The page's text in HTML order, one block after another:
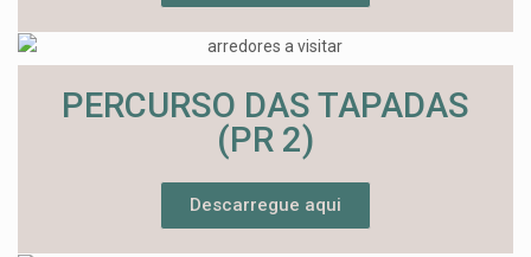
PERCURSO DAS TAPADAS
(PR 2)
Descarregue aqui